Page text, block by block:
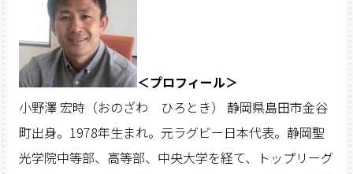
＜プロフィール＞
小野澤 宏時（おのざわ ひろとき） 静岡県島田市金谷
町出身。1978年生まれ。元ラグビー日本代表。静岡聖
光学院中等部、高等部、中央大学を経て、トップリーグ